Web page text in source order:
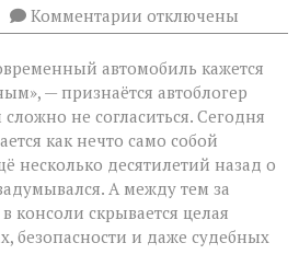
Комментарии к
записи
незаметный
герой
автомобильного
салона
отключены
автомобиль кажется
— признаётся автоблогер
не согласиться. Сегодня
как нечто само собой
несколько десятилетий назад о
А между тем за
консоли скрывается целая
безопасности и даже судебных